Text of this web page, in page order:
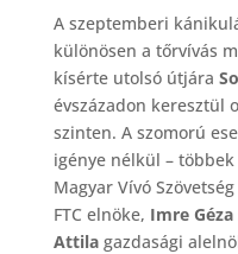
A szeptemberi
különösen a tőrvívás
kísérte utolsó útjára
évszázadon keresztül
szinten. A szomorú
igénye nélkül –
Magyar Vívó
FTC elnöke, Imre Géza
Attilagazdasági